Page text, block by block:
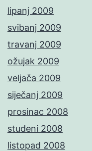
lipanj 2009
svibanj 2009
travanj 2009
ožujak 2009
veljača 2009
siječanj 2009
prosinac 2008
studeni 2008
listopad 2008